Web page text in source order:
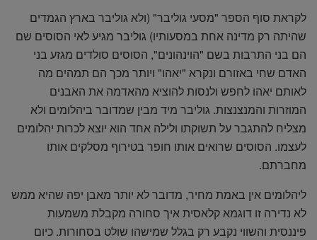
לקראת סוף הספר "מסעי גוליבר" (ולא גוליבר בארץ הגמדים
שהיתה רק מדינה אחת במסעותיו) גוליבר מגיע לאי הסוסים שם
הם בני התרבות בשם "הוינהונים", הסוסים סולדים מגזע בני
האדם שחי באזורם ונקרא "יאהו" ויותר מכך הם תמהים מה
לאותם יאהו לחפש ולנסות להוציא מהאדמה את האבנים
המוזרות והמנצנצות. גוליבר מיד מבין שמדובר ביהלומים ולא
מצליח להתגבר על תשוקתו ולילה אחד הוא יוצא לכרות יהלומים
לעצמו. הסוסים שרואים אותו חופר בטירוף מסלקים אותו
מחברתם.
ליהלומים אין באמת מחיר, מדובר לא יותר מאבן יפה שהיא ממש
לא נדירה זו דוגמא קלאסית איך סחורה מקבלת משמעות
פיננסית והשווי נקבע רק בגלל שמישהו שולט בסחורות. כיום